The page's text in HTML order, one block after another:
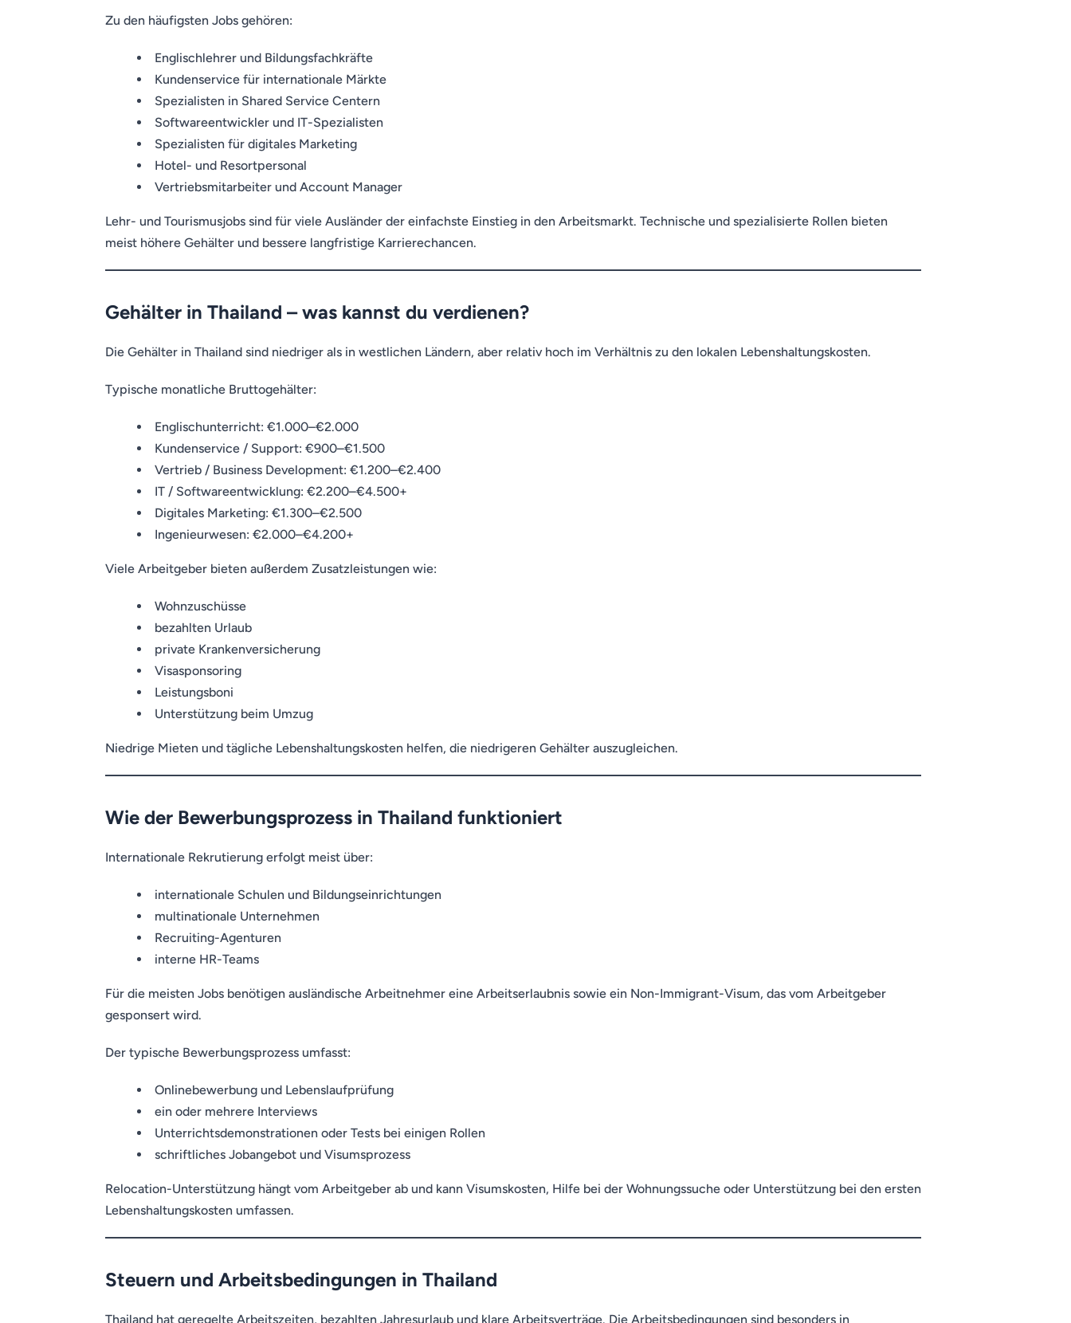
Zu den häufigsten Jobs gehören:
Englischlehrer und Bildungsfachkräfte
Kundenservice für internationale Märkte
Spezialisten in Shared Service Centern
Softwareentwickler und IT-Spezialisten
Spezialisten für digitales Marketing
Hotel- und Resortpersonal
Vertriebsmitarbeiter und Account Manager
Lehr- und Tourismusjobs sind für viele Ausländer der einfachste Einstieg in den Arbeitsmarkt. Technische und spezialisierte Rollen bieten
meist höhere Gehälter und bessere langfristige Karrierechancen.
Gehälter in Thailand – was kannst du verdienen?
Die Gehälter in Thailand sind niedriger als in westlichen Ländern, aber relativ hoch im Verhältnis zu den lokalen Lebenshaltungskosten.
Typische monatliche Bruttogehälter:
Englischunterricht: €1.000–€2.000
Kundenservice / Support: €900–€1.500
Vertrieb / Business Development: €1.200–€2.400
IT / Softwareentwicklung: €2.200–€4.500+
Digitales Marketing: €1.300–€2.500
Ingenieurwesen: €2.000–€4.200+
Viele Arbeitgeber bieten außerdem Zusatzleistungen wie:
Wohnzuschüsse
bezahlten Urlaub
private Krankenversicherung
Visasponsoring
Leistungsboni
Unterstützung beim Umzug
Niedrige Mieten und tägliche Lebenshaltungskosten helfen, die niedrigeren Gehälter auszugleichen.
Wie der Bewerbungsprozess in Thailand funktioniert
Internationale Rekrutierung erfolgt meist über:
internationale Schulen und Bildungseinrichtungen
multinationale Unternehmen
Recruiting-Agenturen
interne HR-Teams
Für die meisten Jobs benötigen ausländische Arbeitnehmer eine Arbeitserlaubnis sowie ein Non-Immigrant-Visum, das vom Arbeitgeber
gesponsert wird.
Der typische Bewerbungsprozess umfasst:
Onlinebewerbung und Lebenslaufprüfung
ein oder mehrere Interviews
Unterrichtsdemonstrationen oder Tests bei einigen Rollen
schriftliches Jobangebot und Visumsprozess
Relocation-Unterstützung hängt vom Arbeitgeber ab und kann Visumskosten, Hilfe bei der Wohnungssuche oder Unterstützung bei den ersten
Lebenshaltungskosten umfassen.
Steuern und Arbeitsbedingungen in Thailand
Thailand hat geregelte Arbeitszeiten, bezahlten Jahresurlaub und klare Arbeitsverträge. Die Arbeitsbedingungen sind besonders in